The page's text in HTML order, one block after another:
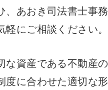
、あおき司法書士事
にご相談ください。
な資産である不動産
度に合わせた適切な